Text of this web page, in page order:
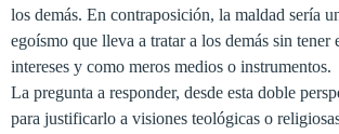
los demás. En contraposición, la maldad sería
egoísmo que lleva a tratar a los demás sin tener
intereses y como meros medios o instrumentos.
La pregunta a responder, desde esta doble
para justificarlo a visiones teológicas o